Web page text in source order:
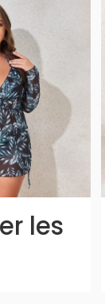
les